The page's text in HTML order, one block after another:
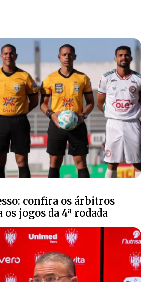
confira os árbitros
os jogos da 4ª rodada